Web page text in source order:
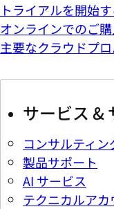
トライアルを開始
オンラインでのご購
主要なクラウドプ
サービス &
コンサルティン
製品サポート
AI サービス
テクニカルア